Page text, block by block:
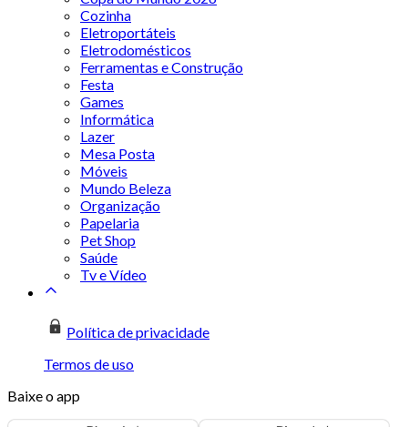
Cozinha
Eletroportáteis
Eletrodomésticos
Ferramentas e Construção
Festa
Games
Informática
Lazer
Mesa Posta
Móveis
Mundo Beleza
Organização
Papelaria
Pet Shop
Saúde
Tv e Vídeo
Política de privacidade
Termos de uso
Baixe o app